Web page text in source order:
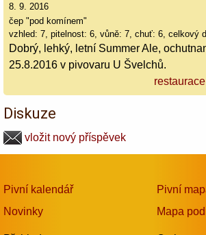
8. 9. 2016
čep "pod komínem"
vzhled: 7, pitelnost: 6, vůně: 7, chuť: 6, celkový
Dobrý, lehký, letní Summer Ale,
25.8.2016 v pivovaru U Švelchů.
Diskuze
vložit nový příspěvek
Pivní kalendář
Novinky
Pivní
Mapa